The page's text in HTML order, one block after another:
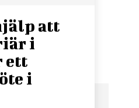
att
i
ett
i